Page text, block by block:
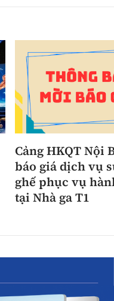
Cảng HKQT Nội
báo giá dịch vụ
ghế phục vụ
tại Nhà ga T1